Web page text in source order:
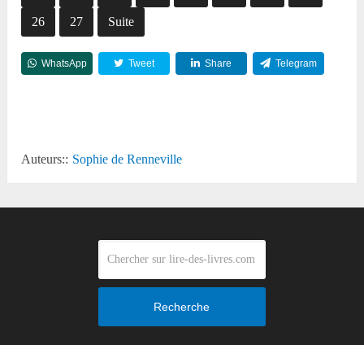
26 27 Suite
WhatsApp Tweet Share Telegram
Auteurs:: Sophie de Renneville
Recherche